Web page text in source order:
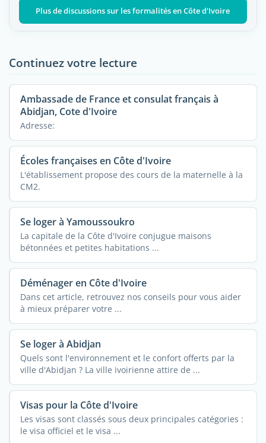
Plus de discussions sur les formalités en Côte d'Ivoire
Continuez votre lecture
Ambassade de France et consulat français à
Abidjan, Cote d'Ivoire
Adresse:
Écoles françaises en Côte d'Ivoire
L'établissement propose des cours de la maternelle à la
CM2.
Se loger à Yamoussoukro
La capitale de la Côte d'Ivoire conjugue maisons
bétonnées et petites habitations ...
Déménager en Côte d'Ivoire
Dans cet article, retrouvez nos conseils pour vous aider
à mieux préparer votre ...
Se loger à Abidjan
Quels sont l'environnement et le confort offerts par la
ville d'Abidjan ? La ville ivoirienne attire de ...
Visas pour la Côte d'Ivoire
Les visas sont classés sous deux principales catégories :
le visa officiel et le visa ...